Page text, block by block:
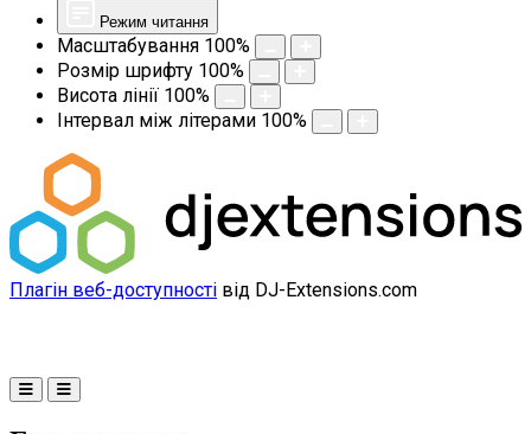
Режим читання
Масштабування 100%
Розмір шрифту 100%
Висота лінії 100%
Інтервал між літерами 100%
Плагін веб-доступності від DJ-Extensions.com